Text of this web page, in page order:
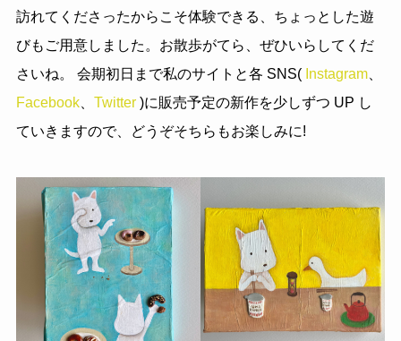
訪れてくださったからこそ体験できる、ちょっとした遊
びもご用意しました。お散歩がてら、ぜひいらしてくだ
さいね。 会期初日まで私のサイトと各 SNS( Instagram、
Facebook、 Twitter )に販売予定の新作を少しずつ UP し
ていきますので、どうぞそちらもお楽しみに!